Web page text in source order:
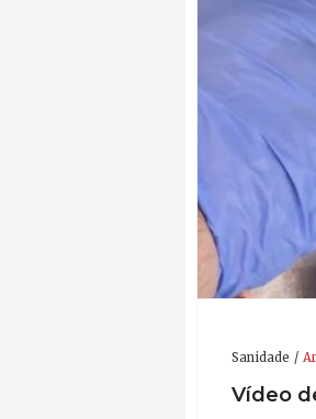
Sanidade
Vídeo